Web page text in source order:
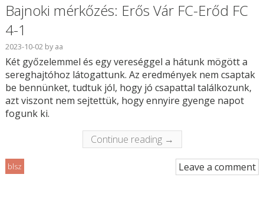
Bajnoki mérkőzés: Erős Vár FC-Erőd FC
4-1
2023-10-02byaa
Két győzelemmel és egy vereséggel a hátunk mögött a
sereghajtóhoz látogattunk. Az eredmények nem csaptak
be bennünket, tudtuk jól, hogy jó csapattal találkozunk,
azt viszont nem sejtettük, hogy ennyire gyenge napot
fogunk ki.
Continue reading →
blsz Leave a comment